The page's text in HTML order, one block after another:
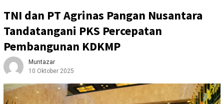
TNI dan PT Agrinas Pangan Nusantara
Tandatangani PKS Percepatan
Pembangunan KDKMP
Muntazar
10 Oktober 2025